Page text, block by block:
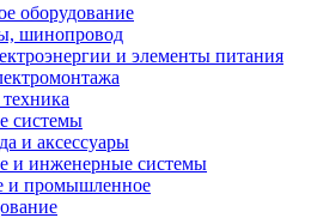
оборудование
шинопровод
и элементы питания
системы
и аксессуары
и инженерные системы
и промышленное